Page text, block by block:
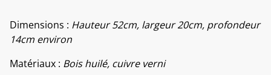
Dimensions : Hauteur 52cm, largeur 20cm, profondeur
14cm environ
Matériaux : Bois huilé, cuivre verni